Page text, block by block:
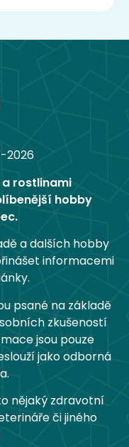
2026
rostlinami
hobby
a dalších hobby
informacemi
psané na základě
zkušeností
jsou pouze
jako odborná
nějaký zdravotní
či jiného